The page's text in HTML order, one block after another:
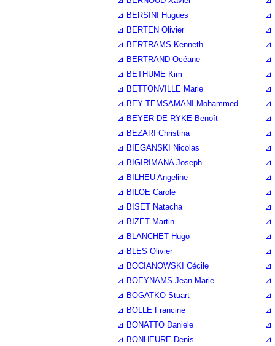
⊿ BERSINI Hugues
⊿
⊿ BERTEN Olivier
⊿
⊿ BERTRAMS Kenneth
⊿
⊿ BERTRAND Océane
⊿
⊿ BETHUME Kim
⊿
⊿ BETTONVILLE Marie
⊿
⊿ BEY TEMSAMANI Mohammed
⊿
⊿ BEYER DE RYKE Benoît
⊿
⊿ BEZARI Christina
⊿
⊿ BIEGANSKI Nicolas
⊿
⊿ BIGIRIMANA Joseph
⊿
⊿ BILHEU Angeline
⊿
⊿ BILOE Carole
⊿
⊿ BISET Natacha
⊿
⊿ BIZET Martin
⊿
⊿ BLANCHET Hugo
⊿
⊿ BLES Olivier
⊿
⊿ BOCIANOWSKI Cécile
⊿
⊿ BOEYNAMS Jean-Marie
⊿
⊿ BOGATKO Stuart
⊿
⊿ BOLLE Francine
⊿
⊿ BONATTO Daniele
⊿
⊿ BONHEURE Denis
⊿